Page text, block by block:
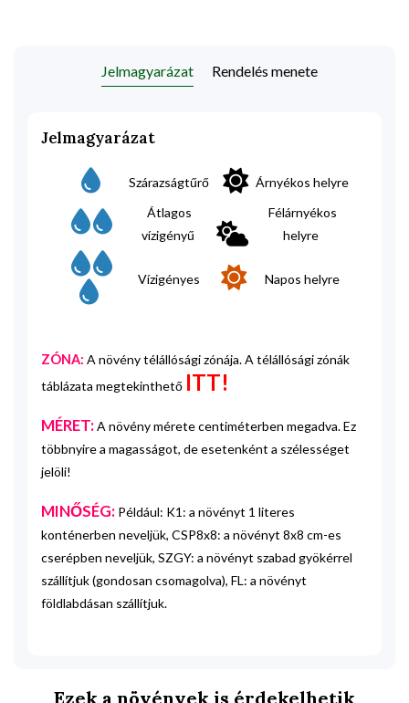
Jelmagyarázat Rendelés menete
Jelmagyarázat
Szárazságtűrő
Árnyékos helyre
Átlagos
vízigényű
Félárnyékos
helyre
Vízigényes Napos helyre
ZÓNA: A növény télállósági zónája. A télállósági zónák
táblázata megtekinthető ITT!
MÉRET:A növény mérete centiméterben megadva. Ez
többnyire a magasságot, de esetenként a szélességet
jelöli!
MINŐSÉG: Például: K1: a növényt 1 literes
konténerben neveljük, CSP8x8: a növényt 8x8 cm-es
cserépben neveljük, SZGY: a növényt szabad gyökérrel
szállítjuk (gondosan csomagolva), FL: a növényt
földlabdásan szállítjuk.
Ezek a növények is érdekelhetik